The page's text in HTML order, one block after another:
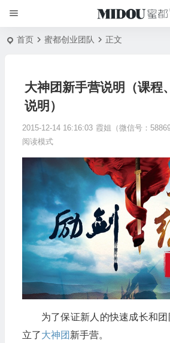
首页 蜜都创业团队 正文
大神团新手营说明（课程
说明）
2015-12-14 16:16:03 霞姐（微信号：
阅读模式
为了保证新人的快速成长和
立了大神团 新手营。